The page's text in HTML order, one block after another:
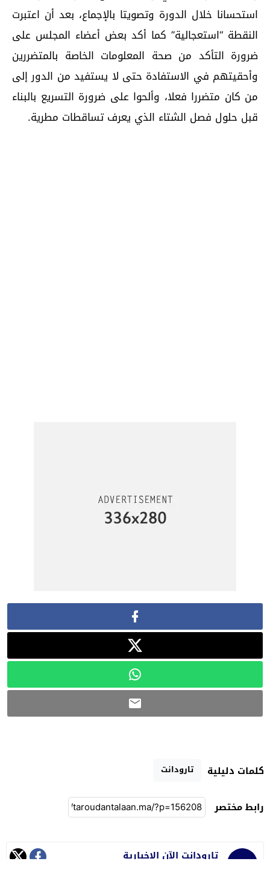
استحسانا خلال الدورة وتصويتا بالإجماع، بعد أن اعتبرت
النقطة “استعجالية” كما أكد بعض أعضاء المجلس على
ضرورة التأكد من صحة المعلومات الخاصة بالمتضررين
وأحقيتهم في الاستفادة حتى لا يستفيد من الدور إلى
من كان متضررا فعلا، وألحوا على ضرورة التسريع بالبناء
قبل حلول فصل الشتاء الذي يعرف تساقطات مطرية.
كلمات دليلية تارودانت
رابط مختصر
تارودانت الآن الإخبارية